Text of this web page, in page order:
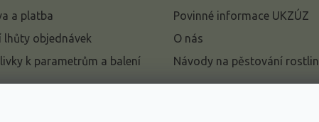
a platba
lhůty objednávek
k parametrům a balení
Povinné informace UKZÚZ
O nás
Návody na pěstování rostlin